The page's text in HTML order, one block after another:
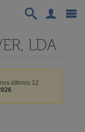
LDA
últimos 12
.